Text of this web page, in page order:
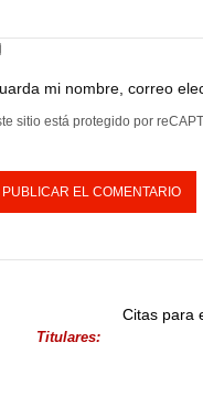
mi nombre, correo
sitio está protegido por
Titulares:
Citas para